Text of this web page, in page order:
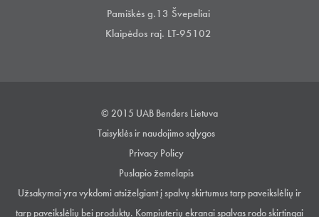
Pamiškės g.13 Švepeliai
Klaipėdos raj. LT-95102
© 2015 UAB Benders Lietuva
Taisyklės ir naudojimo sąlygos
Privacy Policy
Puslapio žemelapis
Užsakymai yra vykdomi atsiželgiant į spalvų skirtumus tarp paveikslėlių ir
tarp paveikslėlių bei produktų. Kompiuterių ekranai spalvas rodo skirtingai